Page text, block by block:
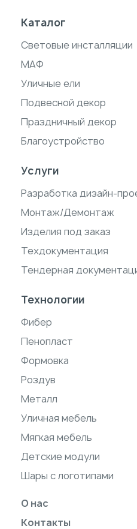
Каталог
Световые инсталляции
МАФ
Уличные ели
Подвесной декор
Праздничный декор
Благоустройство
Услуги
Разработка дизайн-
Монтаж/Демонтаж
Изделия под заказ
Техдокументация
Тендерная
Технологии
Фибер
Пенопласт
Формовка
Роздув
Металл
Уличная мебель
Мягкая мебель
Детские модули
Шары с логотипами
О нас
Контакты